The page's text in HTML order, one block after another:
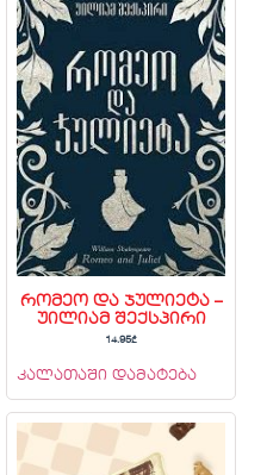
რომეო და ჯულიეტა –
უილიამ შექსპირი
14.95₾
კალათაში დამატება